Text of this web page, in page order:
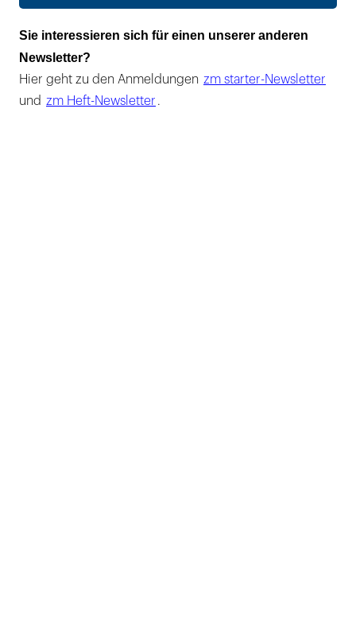
Sie interessieren sich für einen unserer anderen
Newsletter?
Hier geht zu den Anmeldungen zm starter-Newsletter
und zm Heft-Newsletter .